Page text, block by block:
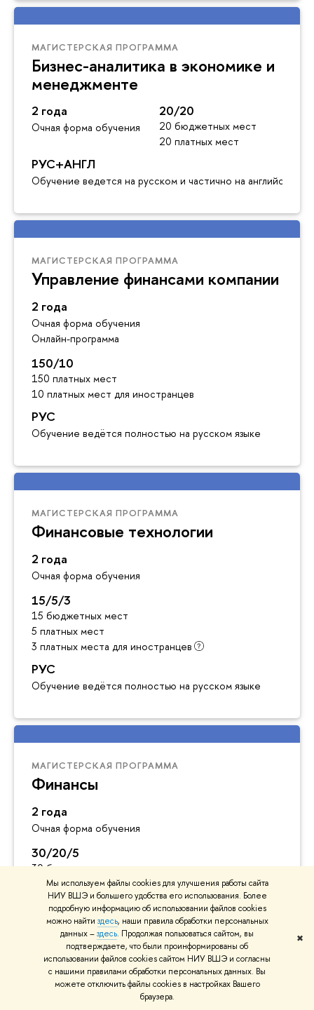
Мы используем файлы cookies для улучшения работы сайта
НИУ ВШЭ и большего удобства его использования. Более
подробную информацию об использовании файлов cookies
можно найти здесь, наши правила обработки персональных
данных –здесь. Продолжая пользоваться сайтом, вы
подтверждаете, что были проинформированы об
использовании файлов cookies сайтом НИУ ВШЭ и согласны
с нашими правилами обработки персональных данных. Вы
можете отключить файлы cookies в настройках Вашего
браузера.
✖
МАГИСТЕРСКАЯ ПРОГРАММА
Бизнес-аналитика в экономике и
менеджменте
2 года
Очная форма обучения
20/20
20 бюджетных мест
20 платных мест
РУС+АНГЛ
Обучение ведется на русском и частично на английском
МАГИСТЕРСКАЯ ПРОГРАММА
Управление финансами компании
2 года
Очная форма обучения
Онлайн-программа
150/10
150 платных мест
10 платных мест для иностранцев
РУС
Обучение ведётся полностью на русском языке
МАГИСТЕРСКАЯ ПРОГРАММА
Финансовые технологии
2 года
Очная форма обучения
15/5/3
15 бюджетных мест
5 платных мест
3 платных места для иностранцев
РУС
Обучение ведётся полностью на русском языке
МАГИСТЕРСКАЯ ПРОГРАММА
Финансы
2 года
Очная форма обучения
30/20/5
30 бюджетных мест
20 платных мест
5 платных мест для иностранцев
РУС/АНГЛ
Обучение ведется на русском или английском языках